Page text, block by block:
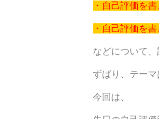
・自己評価を
・自己評価を
などについて、
ずばり、テーマ
今回は、